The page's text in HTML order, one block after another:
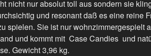
nicht nur absolut toll aus sondern sie
und resonant daß es eine reine
spielen. Sie ist nur wohnzimmergespielt
und kommt mit Case Candies und
Gewicht 3,96 kg.